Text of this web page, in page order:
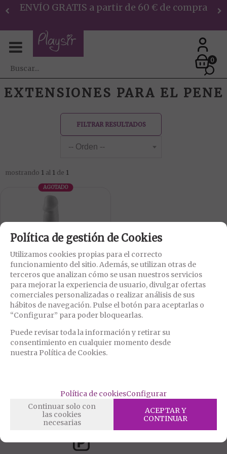
ENVÍO GRATIS a partir de 60 € de compra
0
EXTENSIONES PARA EL PENE
FILTRAR RESULTADOS
mostrando 1 al 1 de 1
AGOTADO
PD4136-23
FUNDA PARA EL PENE CON
VIBRACIÓN POWER NEGRO
26,16%
21.00%IVA incluido
RESERVAR
de 1
Política de gestión de Cookies
Utilizamos cookies propias para el correcto
funcionamiento del sitio. Además, se utilizan otras de
terceros que analizan cómo se usan nuestros servicios
para mejorar la experiencia de usuario, divulgar ofertas
comerciales personalizadas o realizar análisis de sus
hábitos de navegación. Pulse el botón para aceptarlas o
“Configurar” para poder bloquearlas.
Puede revisar toda la información y retirar su
consentimiento en cualquier momento desde
nuestra Política de Cookies.
Política de cookiesConfigurar
Continuar solo con
las cookies
necesarias
ACEPTAR Y
CONTINUAR